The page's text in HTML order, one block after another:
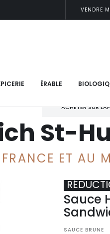
VENDRE
ÉRABLE
ACHETER SUR
St-
ET AU
Sauce
SAUCE BRUNE